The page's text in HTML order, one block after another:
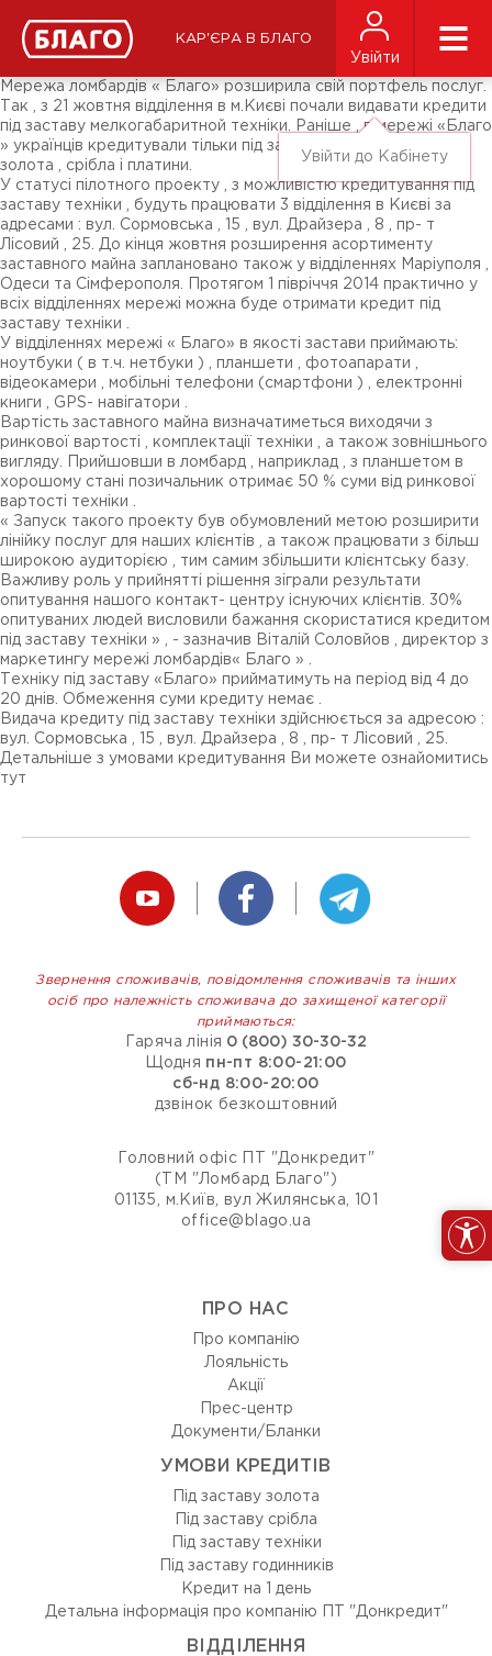
КАР'ЄРА В БЛАГО
Увійти
Увійти до Кабінету
ЗМІ про нас
Підписники соц-мереж
Ярмарки
Мережа ломбардів « Благо» розширила свій портфель послуг.
Так , з 21 жовтня відділення в м.Києві почали видавати кредити
під заставу мелкогабаритной техніки. Раніше , в мережі «Благо
» українців кредитували тільки під заставу цінних металів :
золота , срібла і платини.
У статусі пілотного проекту , з можливістю кредитування під
заставу техніки , будуть працювати 3 відділення в Києві за
адресами : вул. Сормовська , 15 , вул. Драйзера , 8 , пр- т
Лісовий , 25. До кінця жовтня розширення асортименту
заставного майна заплановано також у відділеннях Маріуполя ,
Одеси та Сімферополя. Протягом 1 півріччя 2014 практично у
всіх відділеннях мережі можна буде отримати кредит під
заставу техніки .
У відділеннях мережі « Благо» в якості застави приймають:
ноутбуки ( в т.ч. нетбуки ) , планшети , фотоапарати ,
відеокамери , мобільні телефони (смартфони ) , електронні
книги , GPS- навігатори .
Вартість заставного майна визначатиметься виходячи з
ринкової вартості , комплектації техніки , а також зовнішнього
вигляду. Прийшовши в ломбард , наприклад , з планшетом в
хорошому стані позичальник отримає 50 % суми від ринкової
вартості техніки .
« Запуск такого проекту був обумовлений метою розширити
лінійку послуг для наших клієнтів , а також працювати з більш
широкою аудиторією , тим самим збільшити клієнтську базу.
Важливу роль у прийнятті рішення зіграли результати
опитування нашого контакт- центру існуючих клієнтів. 30%
опитуваних людей висловили бажання скористатися кредитом
під заставу техніки » , - зазначив Віталій Соловйов , директор з
маркетингу мережі ломбардів« Благо » .
Техніку під заставу «Благо» прийматимуть на період від 4 до
20 днів. Обмеження суми кредиту немає .
Видача кредиту під заставу техніки здійснюється за адресою :
вул. Сормовська , 15 , вул. Драйзера , 8 , пр- т Лісовий , 25.
Детальніше з умовами кредитування Ви можете ознайомитись
тут
Звернення споживачів, повідомлення споживачів та інших
осіб про належність споживача до захищеної категорії
приймаються:
Гаряча лінія 0 (800) 30-30-32
Щодня пн-пт 8:00-21:00
сб-нд 8:00-20:00
дзвінок безкоштовний
Головний офіс ПТ "Донкредит"
(ТМ "Ломбард Благо")
01135, м.Київ, вул Жилянська, 101
office@blago.ua
ПРО НАС
Про компанію
Лояльність
Акції
Прес-центр
Документи/Бланки
УМОВИ КРЕДИТІВ
Під заставу золота
Під заставу срібла
Під заставу техніки
Під заставу годинників
Кредит на 1 день
Детальна інформація про компанію ПТ "Донкредит"
ВIДДIЛЕННЯ